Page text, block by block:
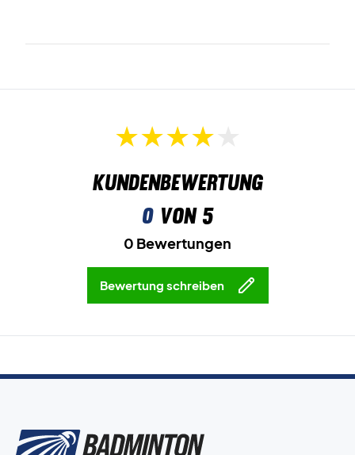
Kundenbewertung
0von 5
0 Bewertungen
Bewertung schreiben